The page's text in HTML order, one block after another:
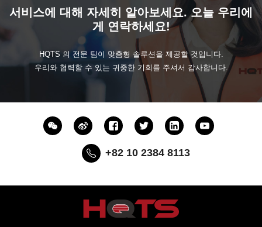
서비스에 대해 자세히 알아보세요. 오늘 우리에
게 연락하세요!
HQTS 의 전문 팀이 맞춤형 솔루션을 제공할 것입니다.
우리와 협력할 수 있는 귀중한 기회를 주셔서 감사합니다.
+82 10 2384 8113